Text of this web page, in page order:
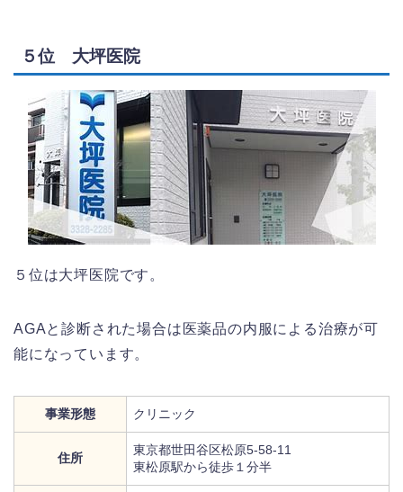
５位 大坪医院
５位は大坪医院です。
AGAと診断された場合は医薬品の内服による治療が可
能になっています。
事業形態 クリニック
住所
東京都世田谷区松原5-58-11
東松原駅から徒歩１分半